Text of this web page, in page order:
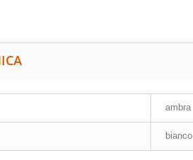
ambra
bianco